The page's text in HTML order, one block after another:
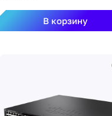
В корзину